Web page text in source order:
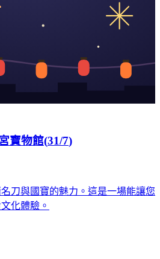
寶物館(31/7)
刀與國寶的魅力。這是一場能讓您
化體驗。